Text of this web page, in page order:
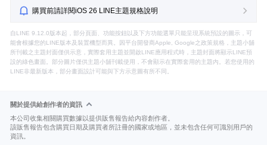
購買前請詳閱iOS 26 LINE主題規格說明
自LINE 9.12.0版本起，部分頁面、功能按鈕以及下方功能選單只能呈現系統預設的圖示，可
能會根據您的LINE版本及裝置機型而異。因平台開發商Apple, Google之政策規格，主題小舖
所刊載之主題封面僅供示意，實際套用主題並開啟LINE應用程式時，主題封面將顯示LINE預
設的綠色畫面。部分圖片僅供主題小舖刊載使用，不會顯示在實際套用的主題內。若您使用的
LINE非最新版本，部分畫面設計可能與下方示意圖有所不同。
關於提供給創作者的資訊
本公司收集相關購買數據以提供販售報告給內容創作者。
該販售報告包含購買日期及購買者所註冊的國家或地區，並未包含任何可識別用戶的
資訊。